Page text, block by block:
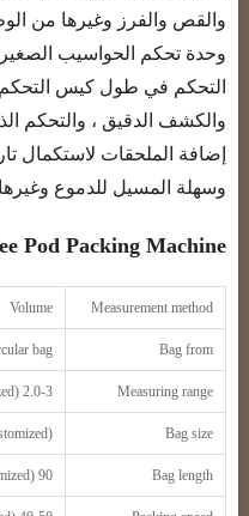
والقص والفرز وغيرها من
التحكم في طول كيس التحكم
والكشف الدقيق ، والتحكم
إضافة الملحقات لاستكمال
وسهلة المسيل للدموع
Pod Packing Machine
Measurement method
Volume
Bag from
bag
Measuring range
2.0-3 g (other size can be customized)
Bag size
Bag length
90 mm (other size can be customized)